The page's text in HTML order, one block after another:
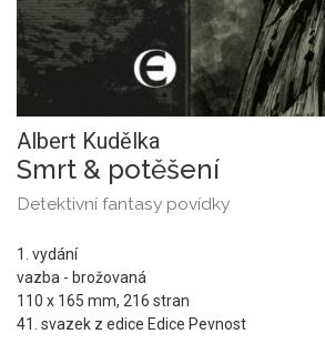
Albert Kudělka
Smrt & potěšení
Detektivní fantasy povídky
1. vydání
vazba - brožovaná
110 x 165 mm, 216 stran
41. svazek z edice Edice Pevnost